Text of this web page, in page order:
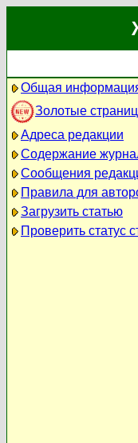
Общая
Золотые
Адреса редакции
Содержание
Сообщения
Правила для
Загрузить статью
Проверить статус